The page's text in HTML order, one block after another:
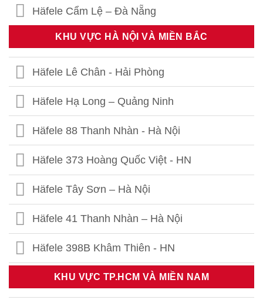
Häfele Cẩm Lệ – Đà Nẵng
KHU VỰC HÀ NỘI VÀ MIỀN BẮC
Häfele Lê Chân - Hải Phòng
Häfele Hạ Long – Quảng Ninh
Häfele 88 Thanh Nhàn - Hà Nội
Häfele 373 Hoàng Quốc Việt - HN
Häfele Tây Sơn – Hà Nội
Häfele 41 Thanh Nhàn – Hà Nội
Häfele 398B Khâm Thiên - HN
Häfele Thái Thịnh – Hà Nội
KHU VỰC TP.HCM VÀ MIỀN NAM